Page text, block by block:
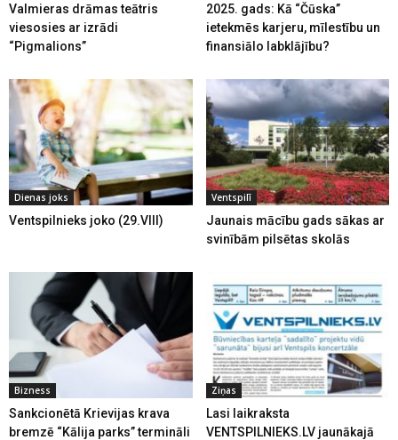
Valmieras drāmas teātris
viesosies ar izrādi
“Pigmalions”
2025. gads: Kā “Čūska”
ietekmēs karjeru, mīlestību un
finansiālo labklājību?
Dienas joks
Ventspilnieks joko (29.VIII)
Ventspilī
Jaunais mācību gads sākas ar
svinībām pilsētas skolās
Bizness
Sankcionētā Krievijas krava
bremzē “Kālija parks” termināli
Ziņas
Lasi laikraksta
VENTSPILNIEKS.LV jaunākajā